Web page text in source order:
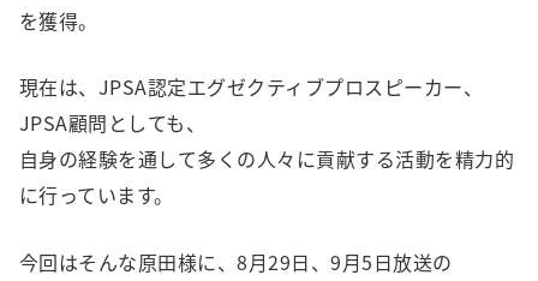
を獲得。
現在は、JPSA認定エグゼクティブプロスピーカー、
JPSA顧問としても、
自身の経験を通して多くの人々に貢献する活動を精力的
に行っています。
今回はそんな原田様に、8月29日、9月5日放送の